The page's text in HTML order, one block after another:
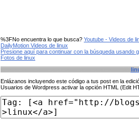
%3FNo encuentra lo que busca? Youtube - Videos de
DailyMotion Videos de linux
Presione aquí para continuar con la búsqueda usando
Fotos de linux
Enlázanos incluyendo este código a tus post en la
Usuarios de Wordpress activar la opción HTML (Edit